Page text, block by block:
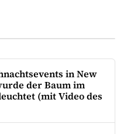
in New
der Baum im
(mit Video des